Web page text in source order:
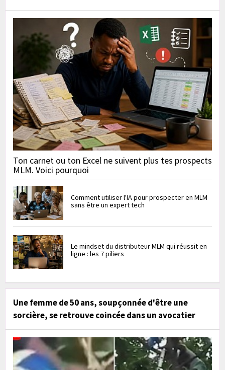
Ton carnet ou ton Excel ne suivent plus tes prospects
MLM. Voici pourquoi
Comment utiliser l'IA pour prospecter en MLM
sans être un expert tech
Le mindset du distributeur MLM qui réussit en
ligne : les 7 piliers
Une femme de 50 ans, soupçonnée d'être une
sorcière, se retrouve coincée dans un avocatier